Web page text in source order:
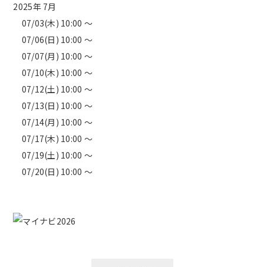
2025年 7月
07/03(木) 10:00 ～
07/06(日) 10:00 ～
07/07(月) 10:00 ～
07/10(木) 10:00 ～
07/12(土) 10:00 ～
07/13(日) 10:00 ～
07/14(月) 10:00 ～
07/17(木) 10:00 ～
07/19(土) 10:00 ～
07/20(日) 10:00 ～